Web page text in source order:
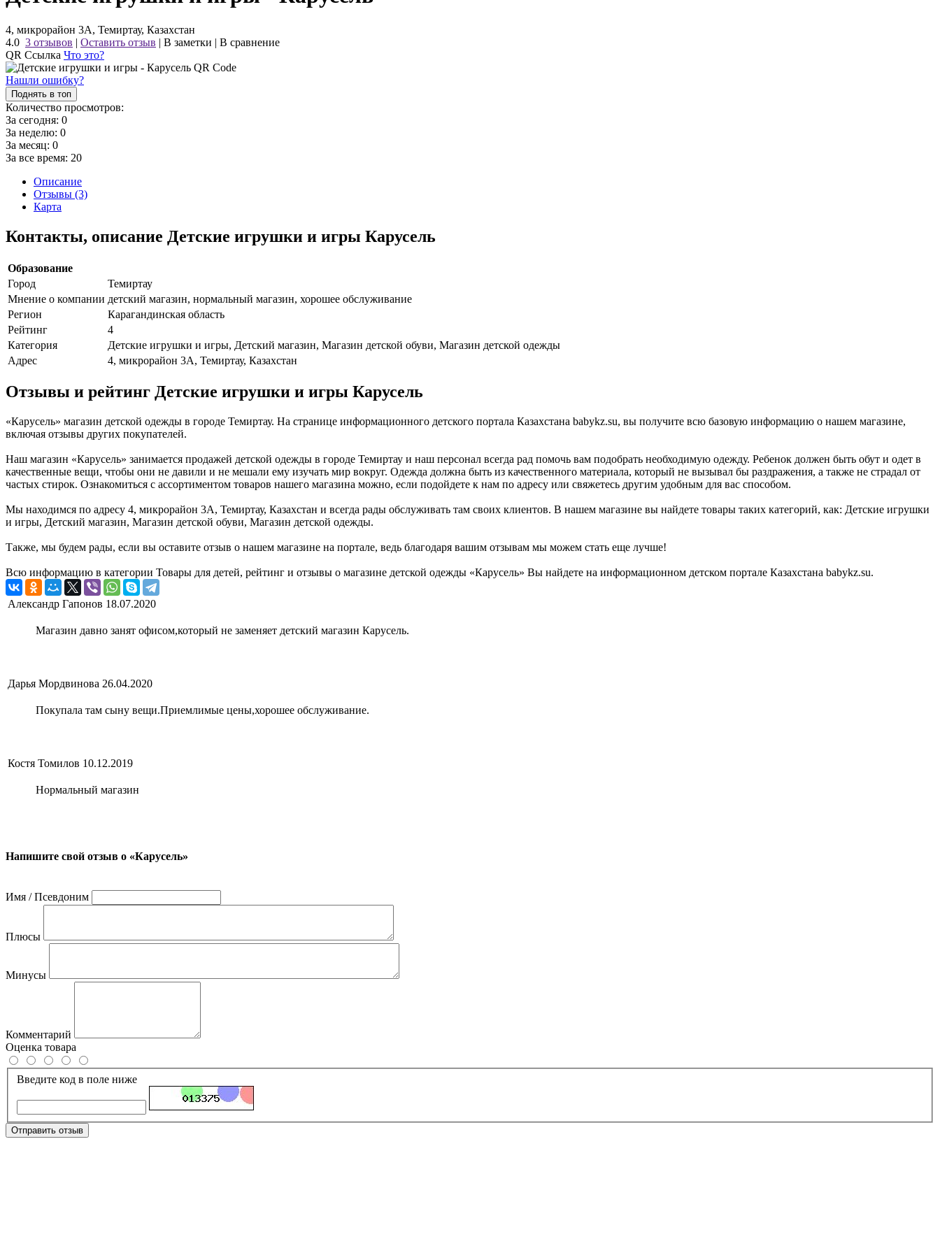
4, микрорайон 3А, Темиртау, Казахстан
4.0 3 отзывов | Оставить отзыв | В заметки | В сравнение
QR Ссылка Что это?
Нашли ошибку?
Поднять в топ
Количество просмотров:
За сегодня: 0
За неделю: 0
За месяц: 0
За все время: 20
Описание
Отзывы (3)
Карта
Контакты, описание Детские игрушки и игры Карусель
Образование
Город
Темиртау
Мнение о компании детский магазин, нормальный магазин, хорошее обслуживание
Регион
Карагандинская область
Рейтинг
4
Категория
Детские игрушки и игры, Детский магазин, Магазин детской обуви, Магазин детской одежды
Адрес
4, микрорайон 3А, Темиртау, Казахстан
Отзывы и рейтинг Детские игрушки и игры Карусель
«Карусель» магазин детской одежды в городе Темиртау. На странице информационного детского портала Казахстана babykz.su, вы получите всю базовую информацию о нашем магазине,
включая отзывы других покупателей.
Наш магазин «Карусель» занимается продажей детской одежды в городе Темиртау и наш персонал всегда рад помочь вам подобрать необходимую одежду. Ребенок должен быть обут и одет в
качественные вещи, чтобы они не давили и не мешали ему изучать мир вокруг. Одежда должна быть из качественного материала, который не вызывал бы раздражения, а также не страдал от
частых стирок. Ознакомиться с ассортиментом товаров нашего магазина можно, если подойдете к нам по адресу или свяжетесь другим удобным для вас способом.
Мы находимся по адресу 4, микрорайон 3А, Темиртау, Казахстан и всегда рады обслуживать там своих клиентов. В нашем магазине вы найдете товары таких категорий, как: Детские игрушки
и игры, Детский магазин, Магазин детской обуви, Магазин детской одежды.
Также, мы будем рады, если вы оставите отзыв о нашем магазине на портале, ведь благодаря вашим отзывам мы можем стать еще лучше!
Всю информацию в категории Товары для детей, рейтинг и отзывы о магазине детской одежды «Карусель» Вы найдете на информационном детском портале Казахстана babykz.su.
Александр Гапонов 18.07.2020
Магазин давно занят офисом,который не заменяет детский магазин Карусель.
Дарья Мордвинова 26.04.2020
Покупала там сыну вещи.Приемлимые цены,хорошее обслуживание.
Костя Томилов 10.12.2019
Нормальный магазин
Напишите свой отзыв о «Карусель»
Имя / Псевдоним
Плюсы
Минусы
Комментарий
Оценка товара
Введите код в поле ниже
Отправить отзыв